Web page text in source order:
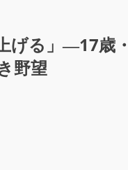
げる」―17歳
野望